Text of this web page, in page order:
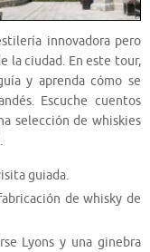
innovadora pero
la ciudad. En este tour,
y aprenda cómo se
Escuche cuentos
selección de whiskies
guiada.
de whisky de
Lyons y una ginebra